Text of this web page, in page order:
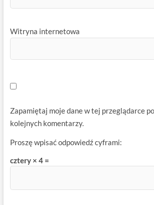
Witryna internetowa
Zapamiętaj moje dane w tej przeglądarce
kolejnych komentarzy.
Proszę wpisać odpowiedź cyframi:
cztery × 4 =